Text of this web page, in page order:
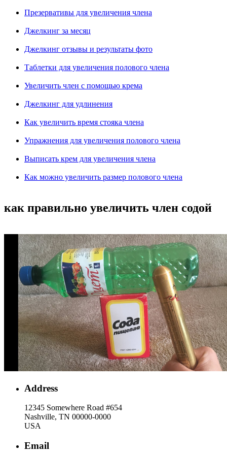
Презервативы для увеличения члена
Джелкинг за месяц
Джелкинг отзывы и результаты фото
Таблетки для увеличения полового члена
Увеличить член с помощью крема
Джелкинг для удлинения
Как увеличить время стояка члена
Упражнения для увеличения полового члена
Выписать крем для увеличения члена
Как можно увеличить размер полового члена
как правильно увеличить член содой
Address
12345 Somewhere Road #654
Nashville, TN 00000-0000
USA
Email